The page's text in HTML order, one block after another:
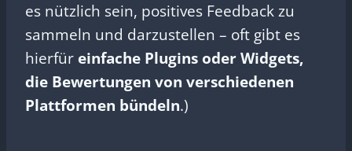
es nützlich sein, positives Feedback zu
sammeln und darzustellen – oft gibt es
hierfür einfache Plugins oder Widgets,
die Bewertungen von verschiedenen
Plattformen bündeln.)